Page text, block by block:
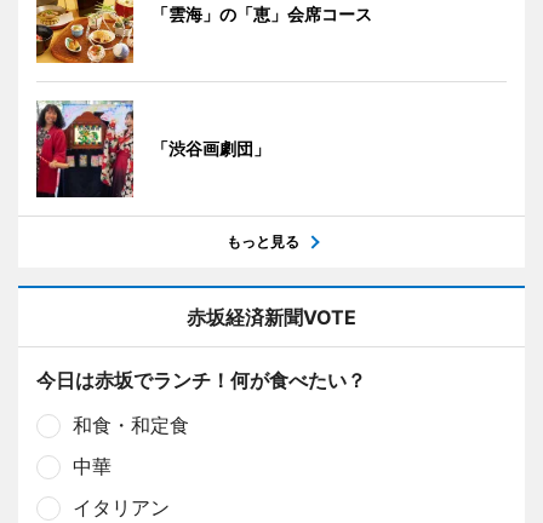
「雲海」の「恵」会席コース
「渋谷画劇団」
もっと見る
赤坂経済新聞VOTE
今日は赤坂でランチ！何が食べたい？
和食・和定食
中華
イタリアン